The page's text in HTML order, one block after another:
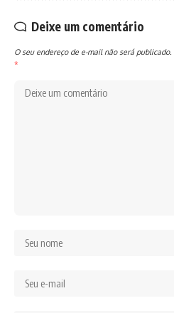
Deixe um comentário
O seu endereço de e-mail não será publicado.
*